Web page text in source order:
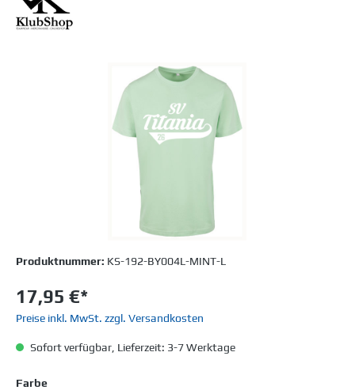
Produktnummer: KS-192-BY004L-MINT-L
17,95 €*
Preise inkl. MwSt. zzgl. Versandkosten
Sofort verfügbar, Lieferzeit: 3-7 Werktage
Farbe